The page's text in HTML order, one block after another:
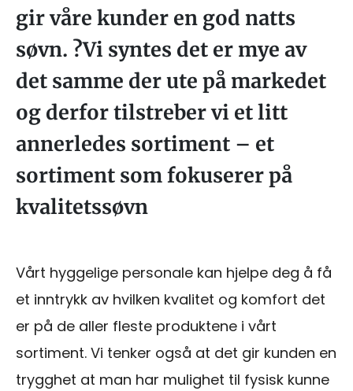
gir våre kunder en god natts
søvn. ?Vi syntes det er mye av
det samme der ute på markedet
og derfor tilstreber vi et litt
annerledes sortiment – et
sortiment som fokuserer på
kvalitetssøvn
Vårt hyggelige personale kan hjelpe deg å få
et inntrykk av hvilken kvalitet og komfort det
er på de aller fleste produktene i vårt
sortiment. Vi tenker også at det gir kunden en
trygghet at man har mulighet til fysisk kunne